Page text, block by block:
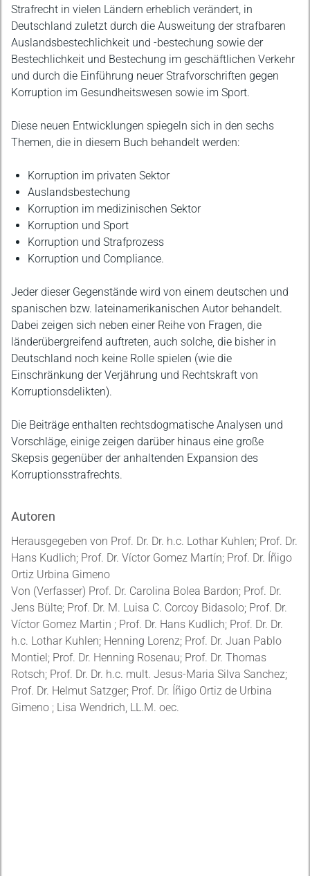
Strafrecht in vielen Ländern erheblich verändert, in
Deutschland zuletzt durch die Ausweitung der strafbaren
Auslandsbestechlichkeit und -bestechung sowie der
Bestechlichkeit und Bestechung im geschäftlichen Verkehr
und durch die Einführung neuer Strafvorschriften gegen
Korruption im Gesundheitswesen sowie im Sport.
Diese neuen Entwicklungen spiegeln sich in den sechs
Themen, die in diesem Buch behandelt werden:
Korruption im privaten Sektor
Auslandsbestechung
Korruption im medizinischen Sektor
Korruption und Sport
Korruption und Strafprozess
Korruption und Compliance.
Jeder dieser Gegenstände wird von einem deutschen und
spanischen bzw. lateinamerikanischen Autor behandelt.
Dabei zeigen sich neben einer Reihe von Fragen, die
länderübergreifend auftreten, auch solche, die bisher in
Deutschland noch keine Rolle spielen (wie die
Einschränkung der Verjährung und Rechtskraft von
Korruptionsdelikten).
Die Beiträge enthalten rechtsdogmatische Analysen und
Vorschläge, einige zeigen darüber hinaus eine große
Skepsis gegenüber der anhaltenden Expansion des
Korruptionsstrafrechts.
Autoren
Herausgegeben von Prof. Dr. Dr. h.c. Lothar Kuhlen; Prof. Dr.
Hans Kudlich; Prof. Dr. Víctor Gomez Martín; Prof. Dr. Íñigo
Ortiz Urbina Gimeno
Von (Verfasser) Prof. Dr. Carolina Bolea Bardon; Prof. Dr.
Jens Bülte; Prof. Dr. M. Luisa C. Corcoy Bidasolo; Prof. Dr.
Víctor Gomez Martin ; Prof. Dr. Hans Kudlich; Prof. Dr. Dr.
h.c. Lothar Kuhlen; Henning Lorenz; Prof. Dr. Juan Pablo
Montiel; Prof. Dr. Henning Rosenau; Prof. Dr. Thomas
Rotsch; Prof. Dr. Dr. h.c. mult. Jesus-Maria Silva Sanchez;
Prof. Dr. Helmut Satzger; Prof. Dr. Íñigo Ortiz de Urbina
Gimeno ; Lisa Wendrich, LL.M. oec.